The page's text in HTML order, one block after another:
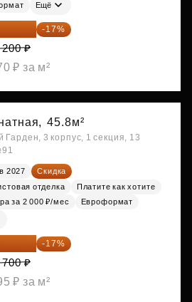
Ещё
126 ₽ -17%
200 ₽
₽ за м²
45.8м²
Гарден, 3 корпус, 1 секция, 13
2027
Скидка
отделка
Платите как хотите
за 2 000 ₽/мес
Евроформат
371 ₽ -17%
700 ₽
₽ за м²